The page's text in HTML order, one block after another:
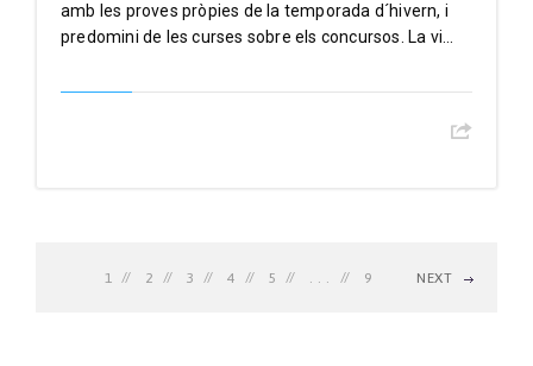
amb les proves pròpies de la temporada d´hivern, i
predomini de les curses sobre els concursos. La vi...
1 2 3 4 5 . . . 9 NEXT